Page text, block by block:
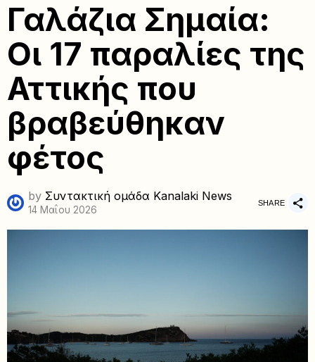
Γαλάζια Σημαία:
Οι 17 παραλίες της
Αττικής που
βραβεύθηκαν
φέτος
by Συντακτική ομάδα Kanalaki News
14 Μαΐου 2026
SHARE